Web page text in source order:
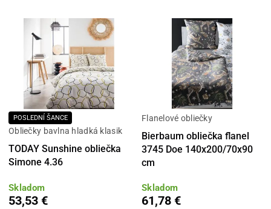
POSLEDNÍ ŠANCE
Obliečky bavlna hladká klasik
TODAY Sunshine obliečka
Simone 4.36
Skladom
53,53 €
Flanelové obliečky
Bierbaum obliečka flanel
3745 Doe 140x200/70x90
cm
Skladom
61,78 €